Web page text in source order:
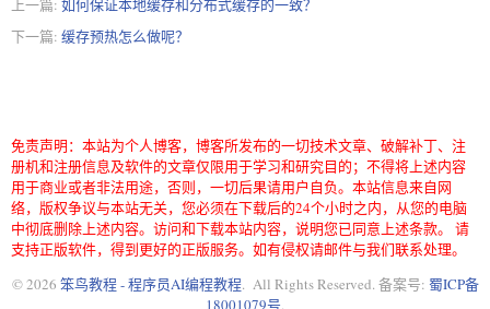
上一篇: 如何保证本地缓存和分布式缓存的一致？
下一篇: 缓存预热怎么做呢？
免责声明：本站为个人博客，博客所发布的一切技术文章、破解补丁、注
册机和注册信息及软件的文章仅限用于学习和研究目的；不得将上述内容
用于商业或者非法用途，否则，一切后果请用户自负。本站信息来自网
络，版权争议与本站无关，您必须在下载后的24个小时之内，从您的电脑
中彻底删除上述内容。访问和下载本站内容，说明您已同意上述条款。 请
支持正版软件，得到更好的正版服务。如有侵权请邮件与我们联系处理。
© 2026 笨鸟教程 - 程序员AI编程教程. All Rights Reserved. 备案号: 蜀ICP备
18001079号.